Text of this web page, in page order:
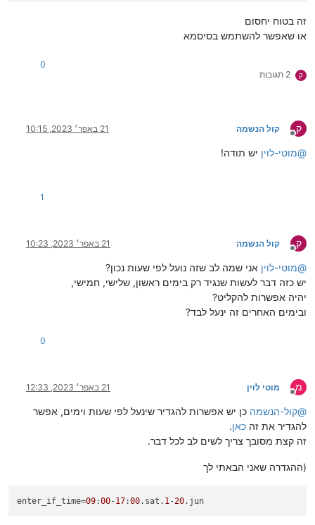
זה בטוח יחסום
או שאפשר להשתמש בסיסמא
ק 2 תגובות
0
ק
מנותק
קול הנשמה 21 באפר׳ 2023, 10:15
@מוטי-לוין יש תודה!
1
ק
מנותק
קול הנשמה 21 באפר׳ 2023, 10:23
@מוטי-לוין אני שמה לב שזה נועל לפי שעות נכון?
יש כזה דבר לעשות שנגיד רק בימים ראשון, שלישי, חמישי,
יהיה אפשרות להקליט?
ובימים האחרים זה ינעל לבד?
0
מ
מנותק
מוטי לוין 21 באפר׳ 2023, 12:33
@קול-הנשמה כן יש אפשרות להגדיר שינעל לפי שעות וימים, אפשר
להגדיר את זה כאן.
זה קצת מסובך צריך לשים לב לכל דבר.
(ההגדרה שאני הבאתי לך
enter_if_time=09:00-17:00.sat. 1 -20.jun